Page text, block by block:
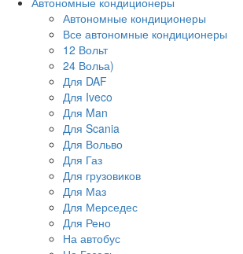
Автономные кондиционеры
Все автономные кондиционеры
12 Вольт
24 Вольа)
Для DAF
Для Iveco
Для Man
Для Scania
Для Вольво
Для Газ
Для грузовиков
Для Маз
Для Мерседес
Для Рено
На автобус